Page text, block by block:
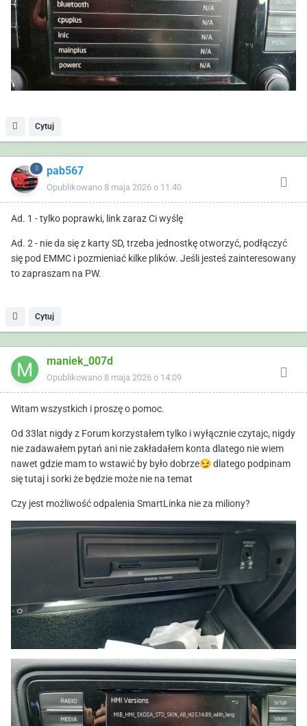
Cytuj
pab567
Opublikowano 8 maja 2026 o 11:40
Ad. 1 - tylko poprawki, link zaraz Ci wyślę
Ad. 2 - nie da się z karty SD, trzeba jednostkę otworzyć, podłączyć
się pod EMMC i pozmieniać kilke plików. Jeśli jesteś zainteresowany
to zapraszam na PW.
Cytuj
maniek_007d
Opublikowano 8 maja 2026 o 14:09
Witam wszystkich i proszę o pomoc.
Od 33lat nigdy z Forum korzystałem tylko i wyłącznie czytajc, nigdy
nie zadawałem pytań ani nie zakładałem konta dlatego nie wiem
nawet gdzie mam to wstawić by było dobrze😏dlatego podpinam
się tutaj i sorki że będzie może nie na temat
Czy jest możliwość odpalenia SmartLinka nie za miliony?